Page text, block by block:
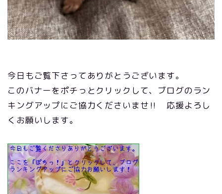
今日もご覧下さってありがとうございます。
このバナーをポチっとクリックして、ブログのラン
キングアップにご協力くださいませ‼ 応援よろし
くお願いします。